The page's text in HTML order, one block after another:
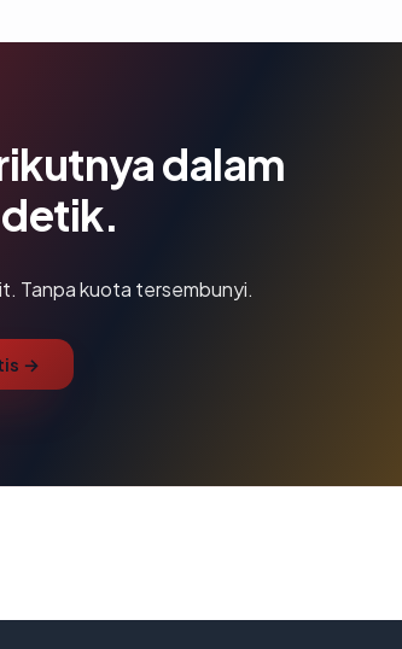
dalam
Tanpa kuota tersembunyi.
→